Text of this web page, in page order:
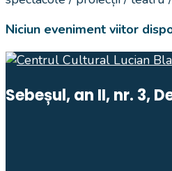
„Ioan
Raica”
Sebeș
Niciun eveniment viitor
Sebeșul, an II, nr. 3,